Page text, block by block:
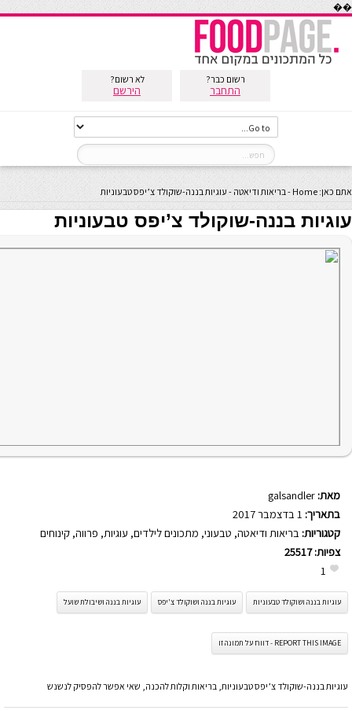
��
רשום כבר?
התחבר
לא רשום?
הירשם
אתם כאן: Home
-בריאות ודיאטה - עוגיות בננה-שוקולד צ’יפס טבעוניות
עוגיות בננה-שוקולד צ’יפס טבעוניות
מאת: galsandler
בתאריך:
קטגוריות: בריאות ודיאטה, טבעוני, מתכונים לילדים, עוגיות, פרווה, קינוחים
צפיות:25517
1
עוגיות בננה ושוקולד טבעוניות עוגיות בננה ושוקולד צ'יפס עוגיות בננה ושיבולת שועל
REPORT THIS IMAGE - דווח על תמונה זו
עוגיות בננה-שוקולד צ’יפס טבעוניות, בריאות וקלות להכנה, שאי אפשר להפסיק לנשנש